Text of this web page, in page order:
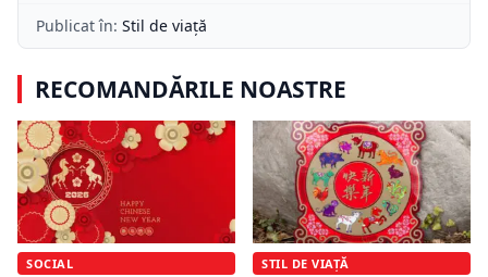
Publicat în: Stil de viață
RECOMANDĂRILE NOASTRE
SOCIAL STIL DE VIAȚĂ